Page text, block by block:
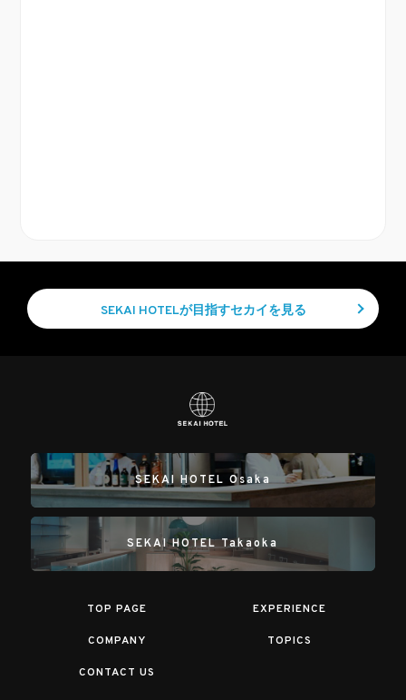
SEKAI HOTELが目指すセカイを見る
SEKAI HOTEL Osaka
SEKAI HOTEL Takaoka
TOP PAGE EXPERIENCE
COMPANY TOPICS
CONTACT US